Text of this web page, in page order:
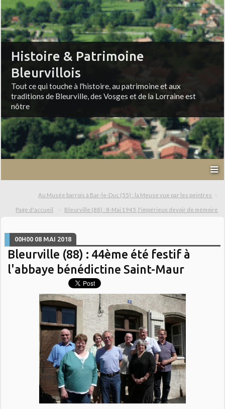
Histoire & Patrimoine
Bleurvillois
Tout ce qui touche à l'histoire, au patrimoine et aux
traditions de Bleurville, des Vosges et de la Lorraine est
nôtre
Au Musée barrois à Bar-le-Duc (55) : la Meuse vue par les peintres
Page d'accueil Bleurville (88) : 8-Mai 1945, l'impérieux devoir de mémoire
00H00 08 MAI 2018
Bleurville (88) : 44ème été festif à
l'abbaye bénédictine Saint-Maur